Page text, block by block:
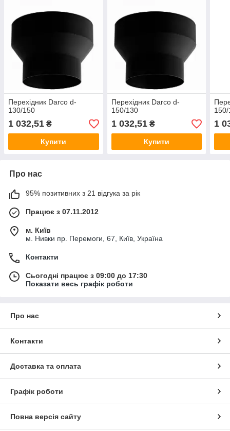
Перехідник Darco d-
130/150
1 032,51 ₴
Купити
Перехідник Darco d-
150/130
1 032,51₴
Купити
1
Про нас
95% позитивних з 21 відгука за рік
Працює з 07.11.2012
м. Київ
м. Нивки пр. Перемоги, 67, Київ, Україна
Контакти
Сьогодні працює з 09:00 до 17:30
Показати весь графік роботи
Про нас
Контакти
Доставка та оплата
Графік роботи
Повна версія сайту